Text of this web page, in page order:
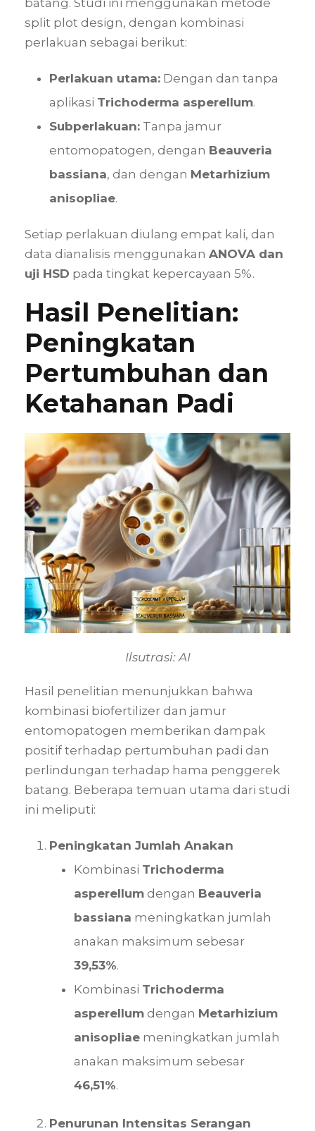
split plot design, dengan kombinasi
perlakuan sebagai berikut:
Perlakuan utama: Dengan dan tanpa
aplikasi Trichoderma asperellum.
Subperlakuan: Tanpa jamur
entomopatogen, dengan Beauveria
bassiana, dan dengan Metarhizium
anisopliae.
Setiap perlakuan diulang empat kali, dan
data dianalisis menggunakan ANOVA dan
uji HSD pada tingkat kepercayaan 5%.
Hasil Penelitian:
Peningkatan
Pertumbuhan dan
Ketahanan Padi
Ilsutrasi: AI
Hasil penelitian menunjukkan bahwa
kombinasi biofertilizer dan jamur
entomopatogen memberikan dampak
positif terhadap pertumbuhan padi dan
perlindungan terhadap hama penggerek
batang. Beberapa temuan utama dari studi
ini meliputi:
Peningkatan Jumlah Anakan
Kombinasi Trichoderma
asperellum dengan Beauveria
bassiana meningkatkan jumlah
anakan maksimum sebesar
39,53%.
Kombinasi Trichoderma
asperellum dengan Metarhizium
anisopliae meningkatkan jumlah
anakan maksimum sebesar
46,51%.
Penurunan Intensitas Serangan